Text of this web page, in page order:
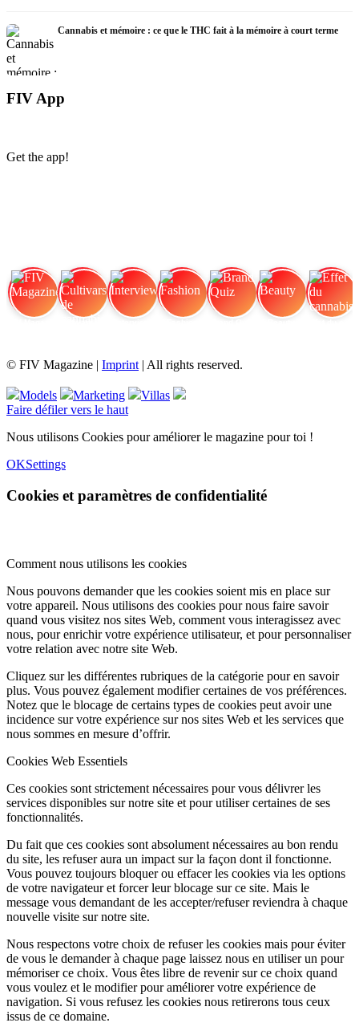
Cannabis et mémoire : ce que le THC fait à la mémoire à court terme
FIV App
Get the app!
© FIV Magazine | Imprint | All rights reserved.
Models Marketing
Villas
Faire défiler vers le haut
Nous utilisons Cookies pour améliorer le magazine pour toi !
OKSettings
Cookies et paramètres de confidentialité
Comment nous utilisons les cookies
Nous pouvons demander que les cookies soient mis en place sur
votre appareil. Nous utilisons des cookies pour nous faire savoir
quand vous visitez nos sites Web, comment vous interagissez avec
nous, pour enrichir votre expérience utilisateur, et pour personnaliser
votre relation avec notre site Web.
Cliquez sur les différentes rubriques de la catégorie pour en savoir
plus. Vous pouvez également modifier certaines de vos préférences.
Notez que le blocage de certains types de cookies peut avoir une
incidence sur votre expérience sur nos sites Web et les services que
nous sommes en mesure d’offrir.
Cookies Web Essentiels
Ces cookies sont strictement nécessaires pour vous délivrer les
services disponibles sur notre site et pour utiliser certaines de ses
fonctionnalités.
Du fait que ces cookies sont absolument nécessaires au bon rendu
du site, les refuser aura un impact sur la façon dont il fonctionne.
Vous pouvez toujours bloquer ou effacer les cookies via les options
de votre navigateur et forcer leur blocage sur ce site. Mais le
message vous demandant de les accepter/refuser reviendra à chaque
nouvelle visite sur notre site.
Nous respectons votre choix de refuser les cookies mais pour éviter
de vous le demander à chaque page laissez nous en utiliser un pour
mémoriser ce choix. Vous êtes libre de revenir sur ce choix quand
vous voulez et le modifier pour améliorer votre expérience de
navigation. Si vous refusez les cookies nous retirerons tous ceux
issus de ce domaine.